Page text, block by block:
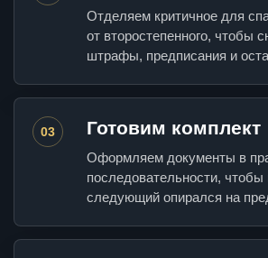
Отделяем критичное для
от второстепенного, чтобы
штрафы, предписания и
03 Готовим комплект
Оформляем документы в
последовательности,
следующий опирался на